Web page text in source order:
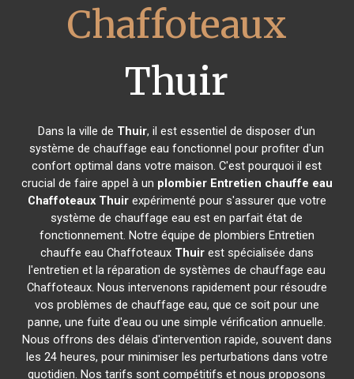
Chaffoteaux
Thuir
Dans la ville de Thuir, il est essentiel de disposer d'un
système de chauffage eau fonctionnel pour profiter d'un
confort optimal dans votre maison. C'est pourquoi il est
crucial de faire appel à un plombier Entretien chauffe eau
Chaffoteaux Thuirexpérimenté pour s'assurer que votre
système de chauffage eau est en parfait état de
fonctionnement. Notre équipe de plombiers Entretien
chauffe eau Chaffoteaux Thuirest spécialisée dans
l'entretien et la réparation de systèmes de chauffage eau
Chaffoteaux. Nous intervenons rapidement pour résoudre
vos problèmes de chauffage eau, que ce soit pour une
panne, une fuite d'eau ou une simple vérification annuelle.
Nous offrons des délais d'intervention rapide, souvent dans
les 24 heures, pour minimiser les perturbations dans votre
quotidien. Nos tarifs sont compétitifs et nous proposons